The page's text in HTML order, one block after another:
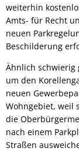
weiterhin
Amts- für Recht
neuen
Beschilderung
Ähnlich schwierig
um den
neuen
Wohngebiet, weil
die
nach einem
Straßen